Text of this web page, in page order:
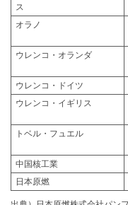
ス
オラノ
ウレンコ・オランダ
ウレンコ・ドイツ
ウレンコ・イギリス
トベル・フュエル
中国核工業
日本原燃